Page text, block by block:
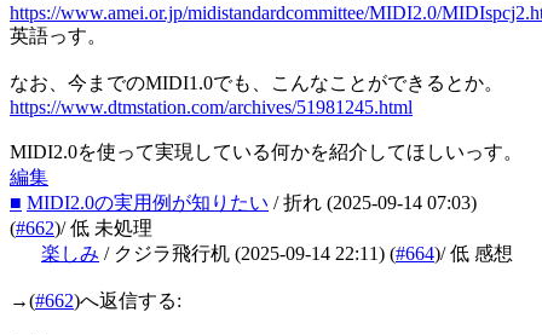
https://www.amei.or.jp/midistandardcommittee/MIDI2.0/
英語っす。
なお、今までのMIDI1.0でも、こんなことができるとか。
https://www.dtmstation.com/archives/51981245.html
MIDI2.0を使って実現している何かを紹介してほしいっす。
編集
■ MIDI2.0の実用例が知りたい / 折れ (2025-09-14 07:03)
(#662)/ 低 未処理
楽しみ / クジラ飛行机 (2025-09-14 22:11) (#664)/ 低 感想
→(#662)へ返信する: